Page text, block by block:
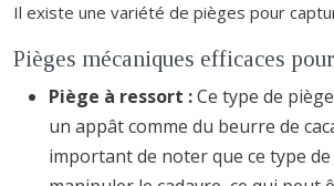
Il existe une variété de pièges pour
Pièges mécaniques efficaces
Piège à ressort :Ce type de
un appât comme du beurre de
important de noter que ce type